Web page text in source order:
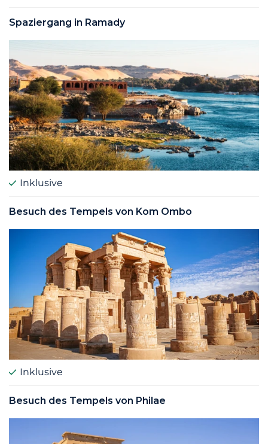
Spaziergang in Ramady
Inklusive
Besuch des Tempels von Kom Ombo
Inklusive
Besuch des Tempels von Philae